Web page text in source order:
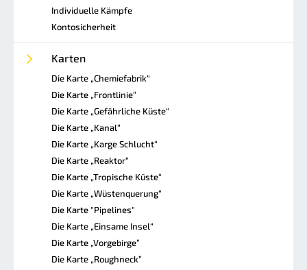
Individuelle Kämpfe
Kontosicherheit
Karten
Die Karte „Chemiefabrik“
Die Karte „Frontlinie“
Die Karte „Gefährliche Küste“
Die Karte „Kanal“
Die Karte „Karge Schlucht“
Die Karte „Reaktor“
Die Karte „Tropische Küste“
Die Karte „Wüstenquerung“
Die Karte "Pipelines"
Die Karte „Einsame Insel“
Die Karte „Vorgebirge”
Die Karte „Roughneck”